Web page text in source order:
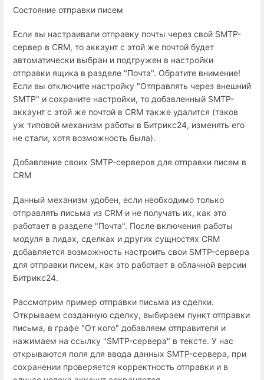
Состояние отправки писем
Если вы настраивали отправку почты через свой SMTP-
сервер в CRM, то аккаунт с этой же почтой будет
автоматически выбран и подгружен в настройки
отправки ящика в разделе "Почта". Обратите внимение!
Если вы отключите настройку "Отправлять через внешний
SMTP" и сохраните настройки, то добавленный SMTP-
аккаунт с этой же почтой в CRM также удалится (таков
уж типовой механизм работы в Битрикс24, изменять его
не стали, хотя возможность была).
Добавление своих SMTP-серверов для отправки писем в
CRM
Данный механизм удобен, если необходимо только
отправлять письма из CRM и не получать их, как это
работает в разделе "Почта". После включения работы
модуля в лидах, сделках и других сущностях CRM
добавляется возможность настроить свои SMTP-сервера
для отправки писем, как это работает в облачной версии
Битрикс24.
Рассмотрим пример отправки письма из сделки.
Открываем созданную сделку, выбираем пункт отправки
письма, в графе "От кого" добавляем отправителя и
нажимаем на ссылку "SMTP-сервера" в тексте. У нас
открываются поля для ввода данных SMTP-сервера, при
сохранении проверяется корректность отправки и в